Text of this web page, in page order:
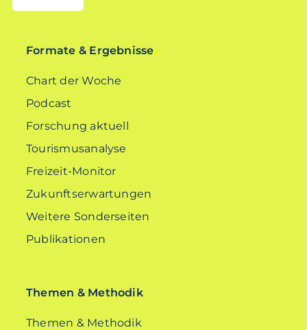
EN
Formate & Ergebnisse
Chart der Woche
Podcast
Forschung aktuell
Tourismusanalyse
Freizeit-Monitor
Zukunftserwartungen
Weitere Sonderseiten
Publikationen
Themen & Methodik
Themen & Methodik